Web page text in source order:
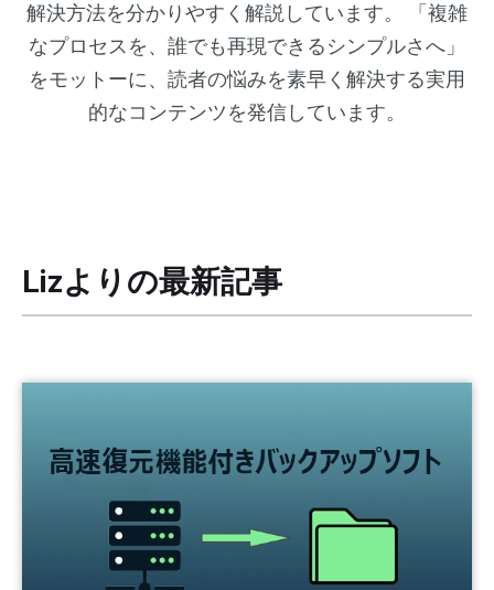
解決方法を分かりやすく解説しています。 「複雑
なプロセスを、誰でも再現できるシンプルさへ」
をモットーに、読者の悩みを素早く解決する実用
的なコンテンツを発信しています。
Lizよりの最新記事